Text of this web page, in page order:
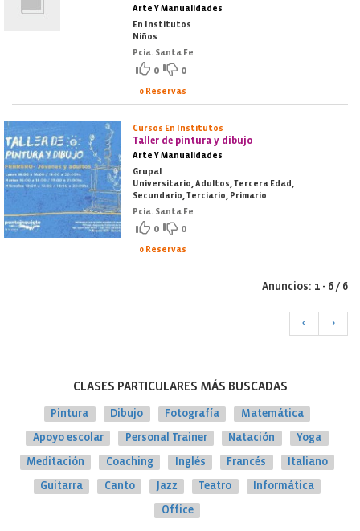
Arte Y Manualidades
En Institutos
Niños
Pcia. Santa Fe
0 0
0 Reservas
Cursos En Institutos
Taller de pintura y dibujo
Arte Y Manualidades
Grupal
Universitario, Adultos, Tercera Edad,
Secundario, Terciario, Primario
Pcia. Santa Fe
0 0
0 Reservas
Anuncios: 1 - 6 / 6
< >
CLASES PARTICULARES MÁS BUSCADAS
Pintura Dibujo Fotografía Matemática
Apoyo escolar Personal Trainer Natación Yoga
Meditación Coaching Inglés Francés Italiano
Guitarra Canto Jazz Teatro Informática
Office